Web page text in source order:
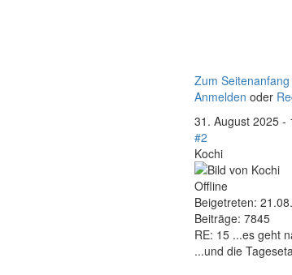
Zum Seitenanfang
Anmelden oder
31. August 2025 -
#2
Kochi
Offline
Beigetreten:
Beiträge: 7845
RE: 15 ...es geht
...und die